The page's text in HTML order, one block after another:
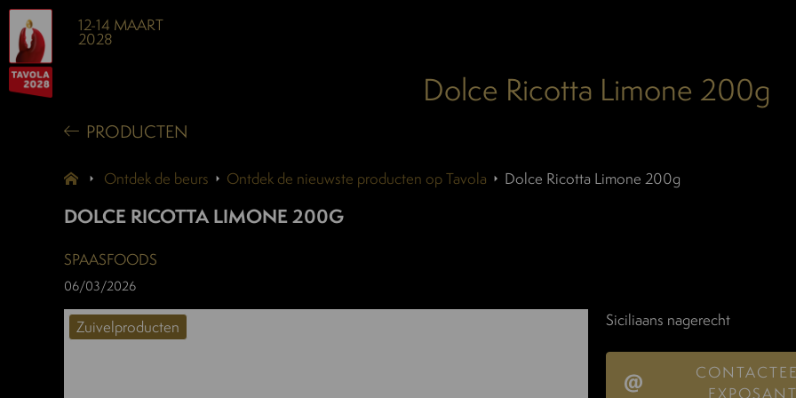
12-14 MAART
2028
Dolce Ricotta Limone 200g
PRODUCTEN
Ontdek de beurs Ontdek de nieuwste producten op Tavola Dolce Ricotta Limone 200g
DOLCE RICOTTA LIMONE 200G
Zuivelproducten
SPAASFOODS
06/03/2026
Siciliaans nagerecht